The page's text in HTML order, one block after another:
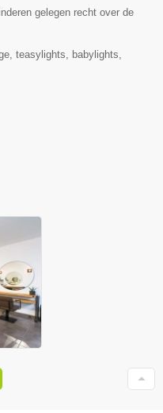
gelegen recht over de
teasylights, babylights,